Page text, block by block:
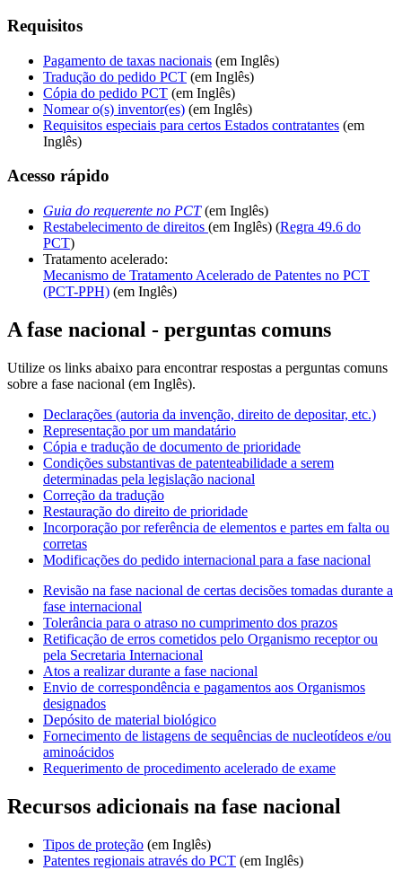
Requisitos
Pagamento de taxas nacionais (em Inglês)
Tradução do pedido PCT (em Inglês)
Cópia do pedido PCT (em Inglês)
Nomear o(s) inventor(es) (em Inglês)
Requisitos especiais para certos Estados contratantes (em
Inglês)
Acesso rápido
Guia do requerente no PCT (em Inglês)​​​​​​​
Restabelecimento de direitos (em Inglês)​​​​​​​ (Regra 49.6 do
PCT)
Tratamento acelerado:​​​​​​​
Mecanismo de Tratamento Acelerado de Patentes no PCT
(PCT-PPH) (em Inglês)
A fase nacional - perguntas comuns
Utilize os links abaixo para encontrar respostas a perguntas comuns
sobre a fase nacional ​​​​(em Inglês).
Declarações (autoria da invenção, direito de depositar, etc.)
Representação por um mandatário
Cópia e tradução de documento de prioridade
Condições substantivas de patenteabilidade a serem
determinadas pela legislação nacional
Correção da tradução
Restauração do direito de prioridade
Incorporação por referência de elementos e partes em falta ou
corretas
Modificações do pedido internacional para a fase nacional
Revisão na fase nacional de certas decisões tomadas durante a
fase internacional
Tolerância para o atraso no cumprimento dos prazos
Retificação de erros cometidos pelo Organismo receptor ou
pela Secretaria Internacional
Atos a realizar durante a fase nacional
Envio de correspondência e pagamentos aos Organismos
designados
Depósito de material biológico
Fornecimento de listagens de sequências de nucleotídeos e/ou
aminoácidos
Requerimento de procedimento acelerado de exame
Recursos adicionais na fase nacional
Tipos de proteção (em Inglês)​​​​​​​
Patentes regionais através do PCT (em Inglês)​​​​​​​